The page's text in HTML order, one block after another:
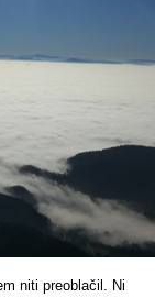
niti preoblačil. Ni